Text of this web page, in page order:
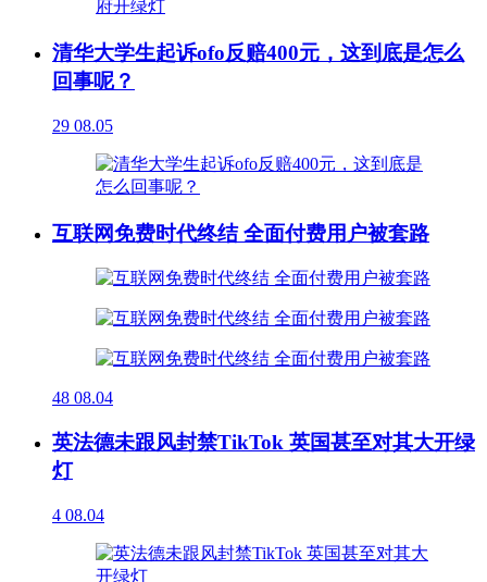
清华大学生起诉ofo反赔400元，这到底是怎么
回事呢？
29 08.05
互联网免费时代终结 全面付费用户被套路
48 08.04
英法德未跟风封禁TikTok 英国甚至对其大开绿
灯
4 08.04